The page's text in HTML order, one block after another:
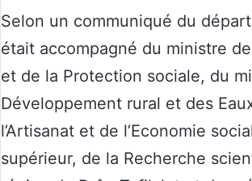
Selon un communiqué du
était accompagné du ministre
et de la Protection sociale, du
Développement rural et des
l’Artisanat et de l’Economie
supérieur, de la Recherche